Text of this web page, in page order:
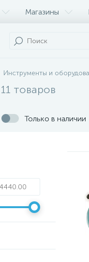
Магазины
Инструменты и
11 товаров
Только в наличии